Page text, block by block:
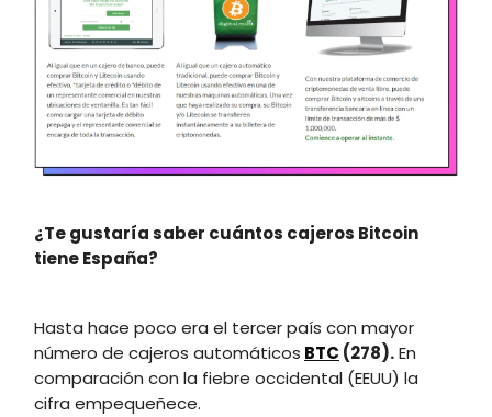
¿Te gustaría saber cuántos cajeros Bitcoin
tiene España?
Hasta hace poco era el tercer país con mayor
número de cajeros automáticos BTC (278).En
comparación con la fiebre occidental (EEUU) la
cifra empequeñece.